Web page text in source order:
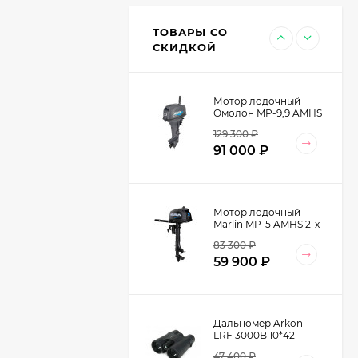
ТОВАРЫ СО
СКИДКОЙ
Кожа натуральная
цвет Хаки
9 990
Мотор лодочный
Омолон MP-9,9 AMHS
129 300₽
91 000 ₽
Мотор лодочный
Marlin MP-5 AMHS 2-х
83 300₽
59 900 ₽
Дальномер Arkon
LRF 3000B 10*42